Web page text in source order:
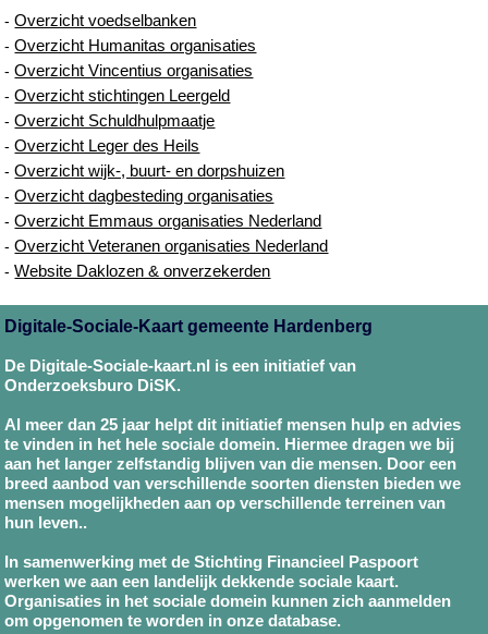
-Overzicht voedselbanken
-Overzicht Humanitas organisaties
-Overzicht Vincentius organisaties
-Overzicht stichtingen Leergeld
-Overzicht Schuldhulpmaatje
-Overzicht Leger des Heils
-Overzicht wijk-, buurt- en dorpshuizen
-Overzicht dagbesteding organisaties
-Overzicht Emmaus organisaties Nederland
-Overzicht Veteranen organisaties Nederland
-Website Daklozen & onverzekerden
Digitale-Sociale-Kaart gemeente Hardenberg
De Digitale-Sociale-kaart.nl is een initiatief van
Onderzoeksburo DiSK.
Al meer dan 25 jaar helpt dit initiatief mensen hulp en advies
te vinden in het hele sociale domein. Hiermee dragen we bij
aan het langer zelfstandig blijven van die mensen. Door een
breed aanbod van verschillende soorten diensten bieden we
mensen mogelijkheden aan op verschillende terreinen van
hun leven..
In samenwerking met de Stichting Financieel Paspoort
werken we aan een landelijk dekkende sociale kaart.
Organisaties in het sociale domein kunnen zich aanmelden
om opgenomen te worden in onze database.